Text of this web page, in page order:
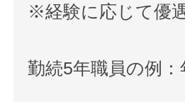
※経験に応じて優
勤続5年職員の例